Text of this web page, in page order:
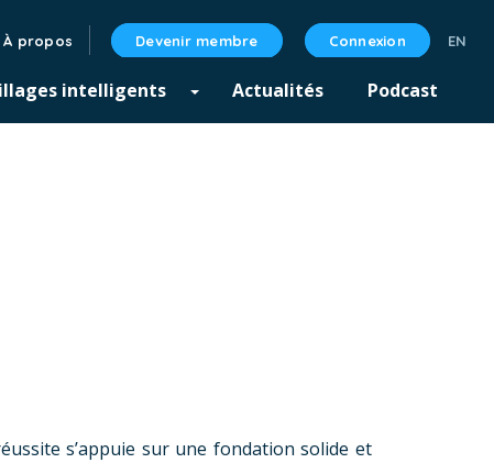
À propos Devenir membre Connexion
intelligents Actualités Podcast
s’appuie sur une fondation solide et